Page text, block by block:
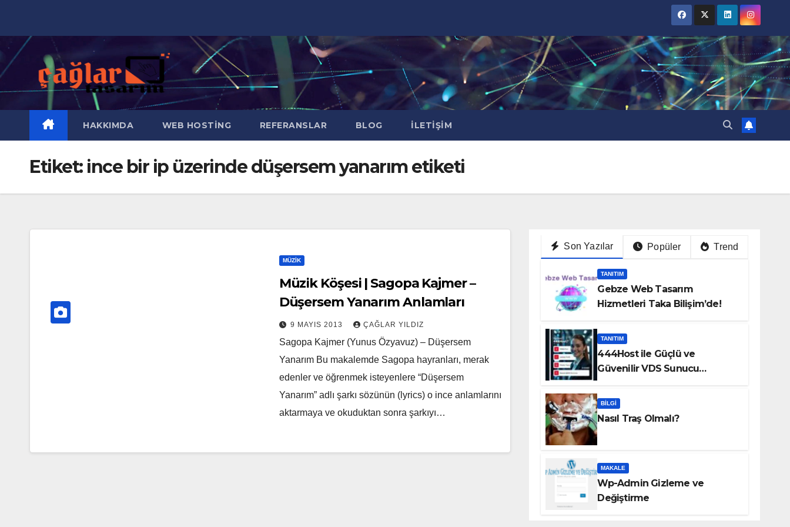
content
HAKKIMDA WEB HOSTING REFERANSLAR BLOG İLETIŞIM
Etiket: ince bir ip üzerinde düşersem yanarım etiketi
MÜZIK
Müzik Köşesi | Sagopa Kajmer –
Düşersem Yanarım Anlamları
9 MAYIS 2013 ÇAĞLAR YILDIZ
Sagopa Kajmer (Yunus Özyavuz) – Düşersem
Yanarım Bu makalemde Sagopa hayranları, merak
edenler ve öğrenmek isteyenlere “Düşersem
Yanarım” adlı şarkı sözünün (lyrics) o ince anlamlarını
aktarmaya ve okuduktan sonra şarkıyı…
Son Yazılar Popüler Trend
TANITIM
Gebze Web Tasarım
Hizmetleri Taka Bilişim’de!
TANITIM
444Host ile Güçlü ve
Güvenilir VDS Sunucu
BILGI
Nasıl Traş Olmalı?
MAKALE
Wp-Admin Gizleme ve
Değiştirme